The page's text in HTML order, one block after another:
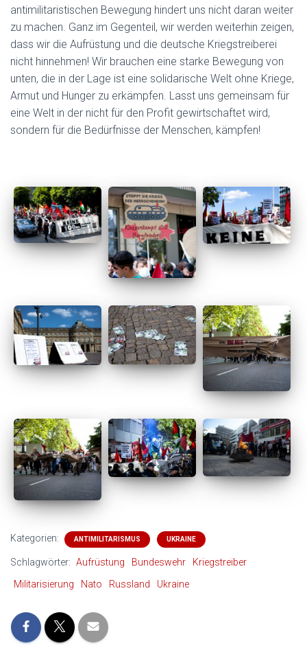
antimilitaristischen Bewegung hindert uns nicht daran weiter
zu machen. Ganz im Gegenteil, wir werden weiterhin zeigen,
dass wir die Aufrüstung und die deutsche Kriegstreiberei
nicht hinnehmen! Wir brauchen eine starke Bewegung von
unten, die in der Lage ist eine solidarische Welt ohne Kriege,
Armut und Hunger zu erkämpfen. Lasst uns gemeinsam für
eine Welt in der nicht für den Profit gewirtschaftet wird,
sondern für die Bedürfnisse der Menschen, kämpfen!
Kategorien: ANTIMILITARISMUS UKRAINE
Schlagwörter: Aufrüstung Bundeswehr
Kriegstreiber
Militarisierung
Nato Russland Ukraine